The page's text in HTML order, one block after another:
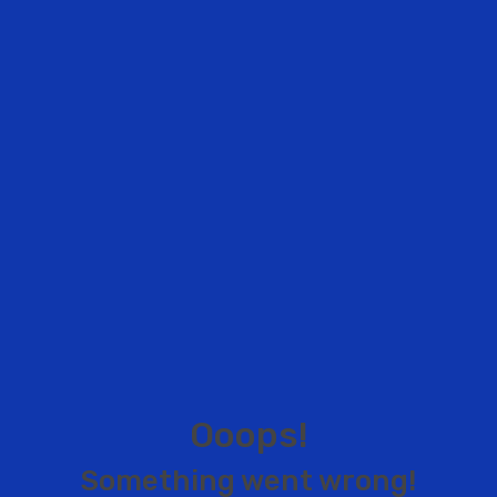
Ooops!
Something went wrong!